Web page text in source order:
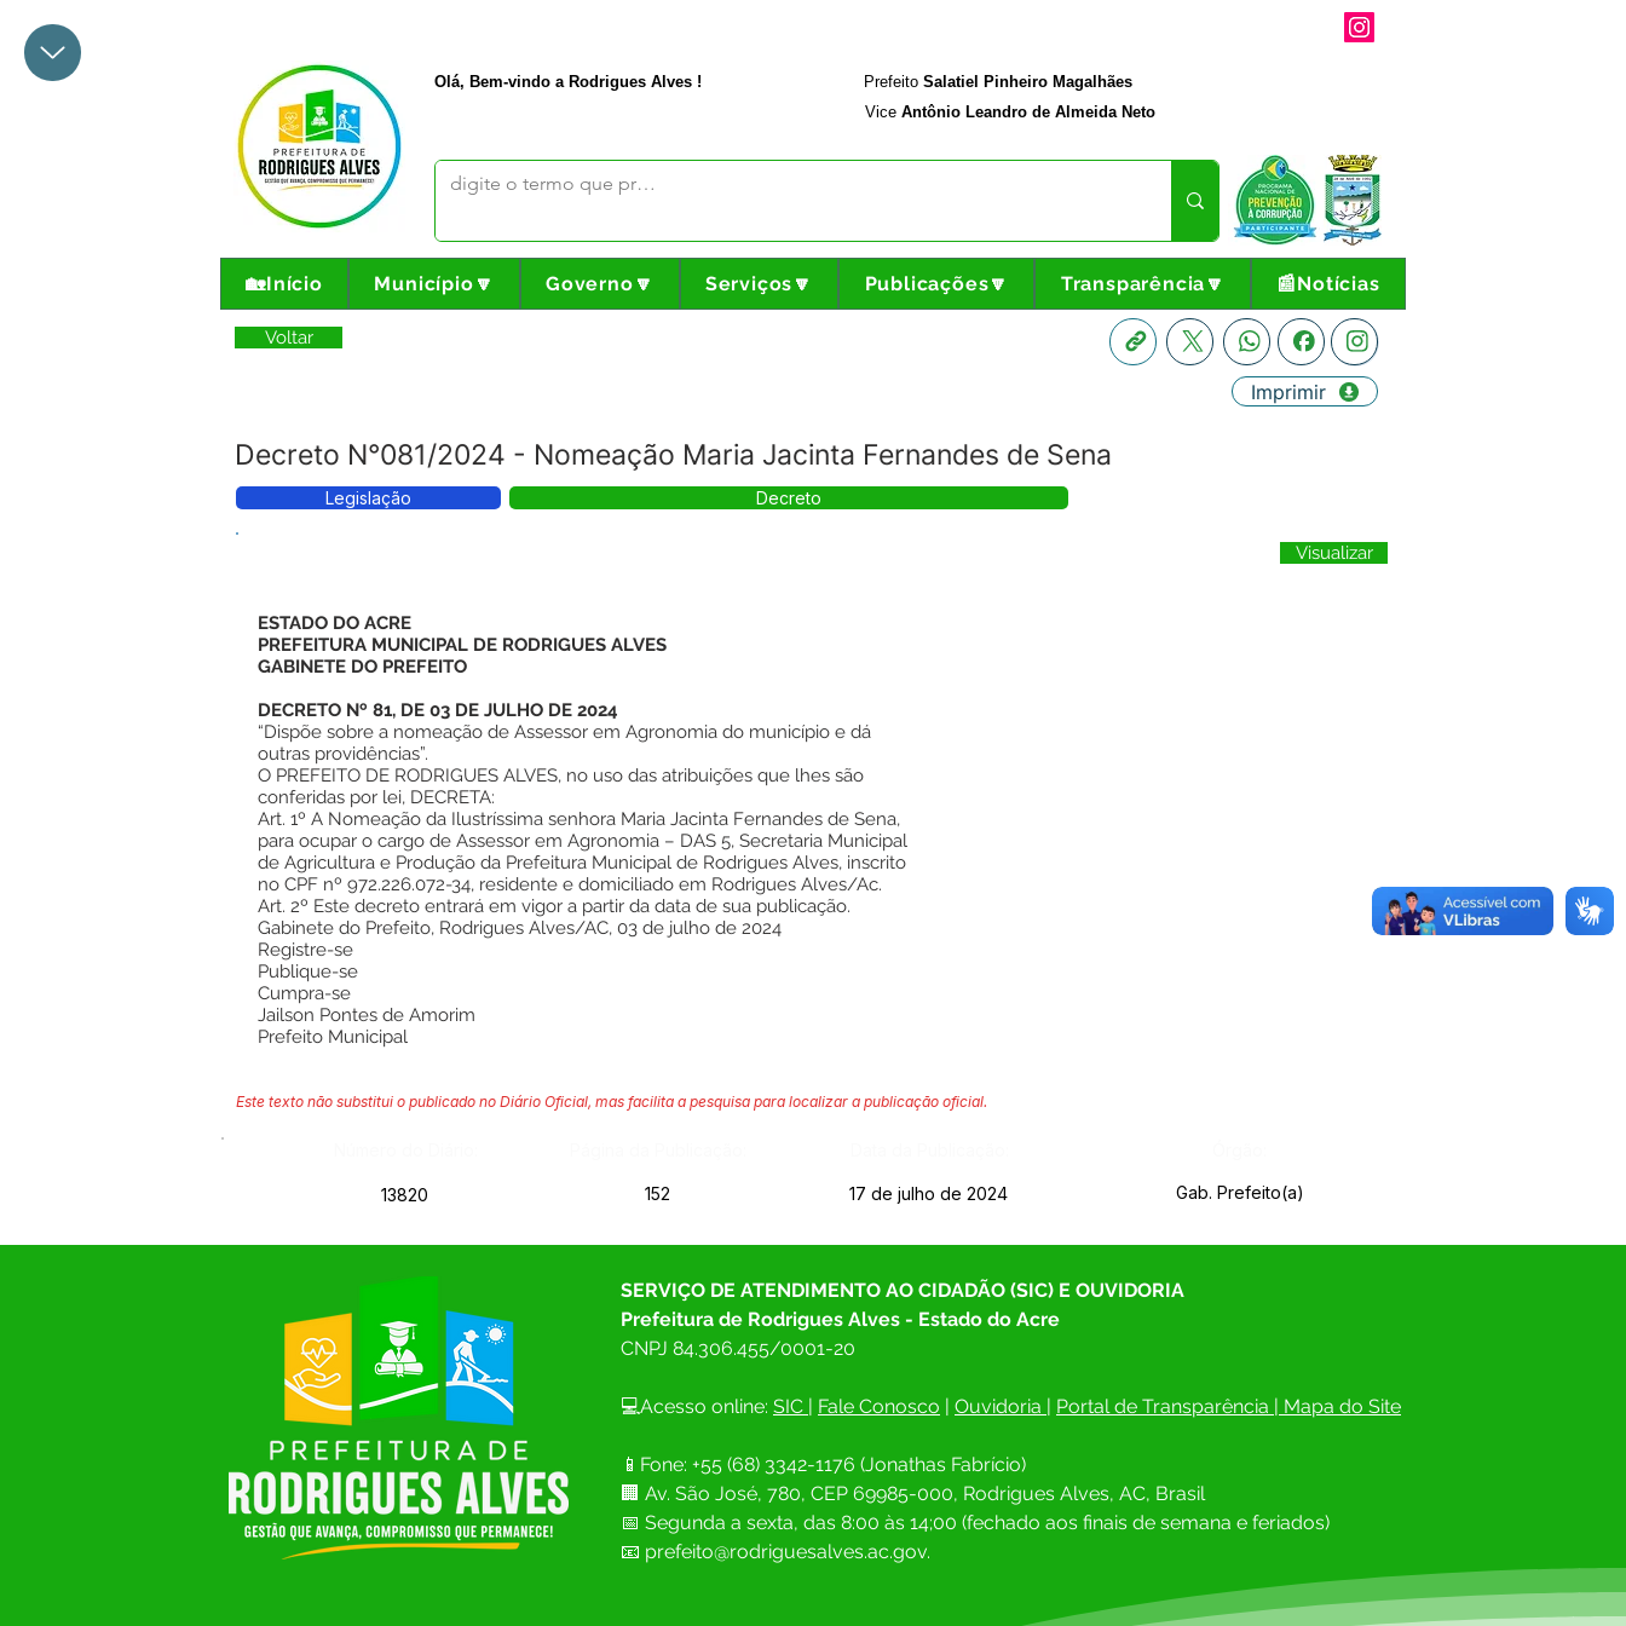
Olá, Bem-vindo a Rodrigues Alves ! Prefeito Salatiel Pinheiro Magalhães
Vice Antônio Leandro de Almeida Neto
🏡Início Município🔽 Governo🔽 Serviços🔽 Publicações🔽 Transparência🔽 📰Notícias
Voltar
Decreto N°081/2024 - Nomeação Maria Jacinta Fernandes de Sena
Imprimir
Legislação Decreto
Visualizar
ESTADO DO ACRE
PREFEITURA MUNICIPAL DE RODRIGUES ALVES
GABINETE DO PREFEITO
DECRETO Nº 81, DE 03 DE JULHO DE 2024
“Dispõe sobre a nomeação de Assessor em Agronomia do município e dá
outras providências”.
O PREFEITO DE RODRIGUES ALVES, no uso das atribuições que lhes são
conferidas por lei, DECRETA:
Art. 1º A Nomeação da Ilustríssima senhora Maria Jacinta Fernandes de Sena,
para ocupar o cargo de Assessor em Agronomia – DAS 5, Secretaria Municipal
de Agricultura e Produção da Prefeitura Municipal de Rodrigues Alves, inscrito
no CPF nº 972.226.072-34, residente e domiciliado em Rodrigues Alves/Ac.
Art. 2º Este decreto entrará em vigor a partir da data de sua publicação.
Gabinete do Prefeito, Rodrigues Alves/AC, 03 de julho de 2024
Registre-se
Publique-se
Cumpra-se
Jailson Pontes de Amorim
Prefeito Municipal
Este texto não substitui o publicado no Diário Oficial, mas facilita a pesquisa para localizar a publicação oficial.
13820 152 17 de julho de 2024 Gab. Prefeito(a)
SERVIÇO DE ATENDIMENTO AO CIDADÃO (SIC) E OUVIDORIA
Prefeitura de Rodrigues Alves - Estado do Acre
CNPJ 84.306.455/0001-20
💻Acesso online: SIC | Fale Conosco | Ouvidoria | Portal de Transparência | Mapa do Site
📱Fone: +55 (68) 3342-1176 (Jonathas Fabrício)
🏢 Av. São José, 780, CEP 69985-000, Rodrigues Alves, AC, Brasil
📅 Segunda a sexta, das 8:00 às 14;00 (fechado aos finais de semana e feriados)
📧 prefeito@rodriguesalves.ac.gov.